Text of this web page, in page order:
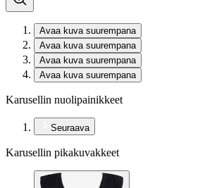
Avaa kuva suurempana
Avaa kuva suurempana
Avaa kuva suurempana
Avaa kuva suurempana
Karusellin nuolipainikkeet
Seuraava
Karusellin pikakuvakkeet